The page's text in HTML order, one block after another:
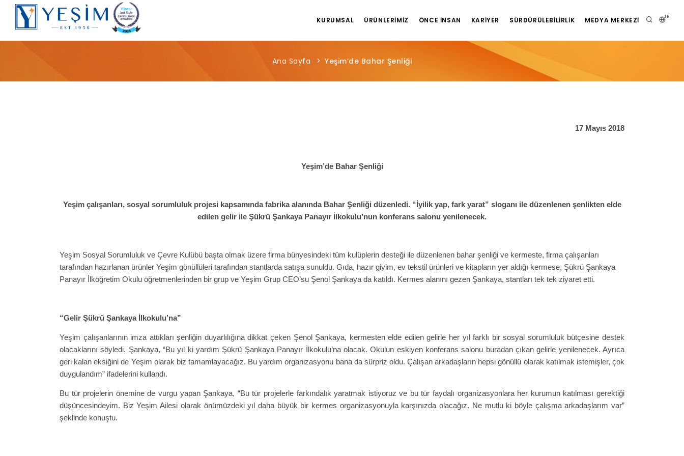
TR
KURUMSAL ÜRÜNLERIMIZ ÖNCE İNSAN KARIYER SÜRDÜRÜLEBILIRLIK MEDYA MERKEZI
Ana Sayfa Yeşim’de Bahar Şenliği
17 Mayıs 2018
Yeşim’de Bahar Şenliği
Yeşim çalışanları, sosyal sorumluluk projesi kapsamında fabrika alanında Bahar Şenliği düzenledi. “İyilik yap, fark yarat” sloganı ile düzenlenen şenlikten elde
edilen gelir ile Şükrü Şankaya Panayır İlkokulu’nun konferans salonu yenilenecek.
Yeşim Sosyal Sorumluluk ve Çevre Kulübü başta olmak üzere firma bünyesindeki tüm kulüplerin desteği ile düzenlenen bahar şenliği ve kermeste, firma çalışanları
tarafından hazırlanan ürünler Yeşim gönüllüleri tarafından stantlarda satışa sunuldu. Gıda, hazır giyim, ev tekstil ürünleri ve kitapların yer aldığı kermese, Şükrü Şankaya
Panayır İlköğretim Okulu öğretmenlerinden bir grup ve Yeşim Grup CEO’su Şenol Şankaya da katıldı. Kermes alanını gezen Şankaya, stantları tek tek ziyaret etti.
“Gelir Şükrü Şankaya İlkokulu’na”
Yeşim çalışanlarının imza attıkları şenliğin duyarlılığına dikkat çeken Şenol Şankaya, kermesten elde edilen gelirle her yıl farklı bir sosyal sorumluluk bütçesine destek
olacaklarını söyledi. Şankaya, “Bu yıl ki yardım Şükrü Şankaya Panayır İlkokulu’na olacak. Okulun eskiyen konferans salonu buradan çıkan gelirle yenilenecek. Ayrıca
geri kalan eksiğini de Yeşim olarak biz tamamlayacağız. Bu yardım organizasyonu bana da sürpriz oldu. Çalışan arkadaşların hepsi gönüllü olarak katılmak istemişler, çok
duygulandım” ifadelerini kullandı.
Bu tür projelerin önemine de vurgu yapan Şankaya, “Bu tür projelerle farkındalık yaratmak istiyoruz ve bu tür faydalı organizasyonlara her kurumun katılması gerektiği
düşüncesindeyim. Biz Yeşim Ailesi olarak önümüzdeki yıl daha büyük bir kermes organizasyonuyla karşınızda olacağız. Ne mutlu ki böyle çalışma arkadaşlarım var”
şeklinde konuştu.